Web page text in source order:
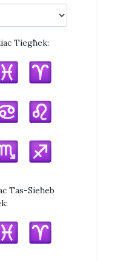
Tiegħek:
Tas-Sieħeb